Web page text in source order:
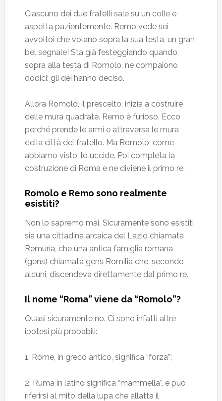
Ciascuno dei due fratelli sale su un colle e
aspetta pazientemente. Remo vede sei
avvoltoi che volano sopra la sua testa, un gran
bel segnale! Sta già festeggiando quando,
sopra alla testa di Romolo, ne compaiono
dodici: gli dei hanno deciso.
Allora Romolo, il prescelto, inizia a costruire
delle mura quadrate. Remo è furioso. Ecco
perché prende le armi e attraversa le mura
della città del fratello. Ma Romolo, come
abbiamo visto, lo uccide. Poi completa la
costruzione di Roma e ne diviene il primo re.
Romolo e Remo sono realmente
esistiti?
Non lo sapremo mai. Sicuramente sono esistiti
sia una cittadina arcaica del Lazio chiamata
Remuria, che una antica famiglia romana
(gens) chiamata gens Romilia che, secondo
alcuni, discendeva direttamente dal primo re.
Il nome “Roma” viene da “Romolo”?
Quasi sicuramente no. Ci sono infatti altre
ipotesi più probabili:
1. Róme, in greco antico, significa “forza”;
2. Ruma in latino significa “mammella”, e può
riferirsi al mito della lupa che allatta il